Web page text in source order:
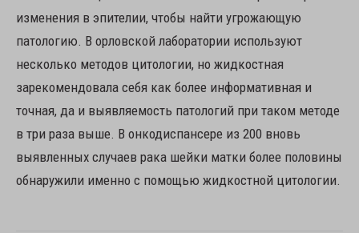
изменения в эпителии, чтобы найти угрожающую
патологию. В орловской лаборатории используют
несколько методов цитологии, но жидкостная
зарекомендовала себя как более информативная и
точная, да и выявляемость патологий при таком методе
в три раза выше. В онкодиспансере из 200 вновь
выявленных случаев рака шейки матки более половины
обнаружили именно с помощью жидкостной цитологии.